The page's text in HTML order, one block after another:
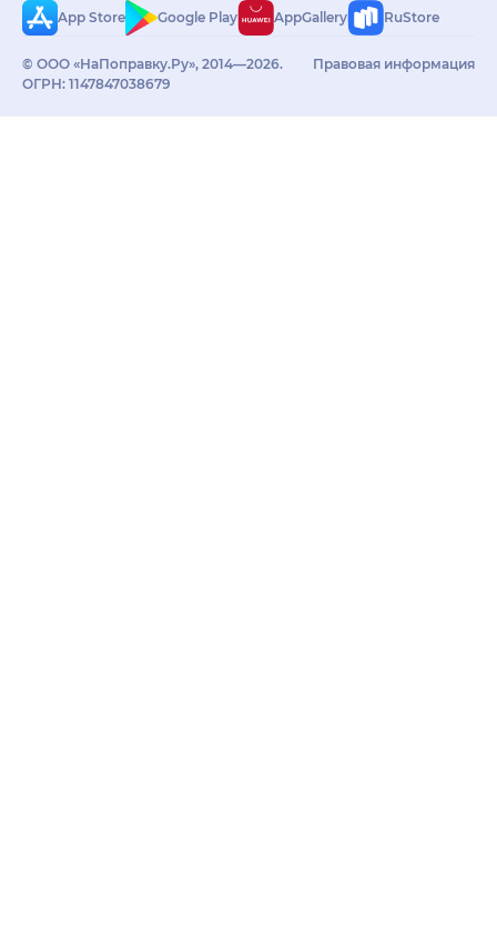
App Store
Google Play AppGallery RuStore
© ООО «НаПоправку.Ру», 2014—2026.
ОГРН: 1147847038679
Правовая информация